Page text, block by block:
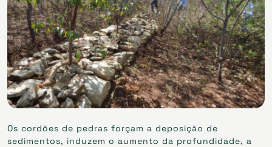
Os cordões de pedras forçam a deposição de
sedimentos, induzem o aumento da profundidade, a